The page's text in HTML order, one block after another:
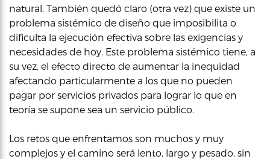
natural. También quedó claro (otra vez) que existe un
problema sistémico de diseño que imposibilita o
dificulta la ejecución efectiva sobre las exigencias y
necesidades de hoy. Este problema sistémico tiene, a
su vez, el efecto directo de aumentar la inequidad
afectando particularmente a los que no pueden
pagar por servicios privados para lograr lo que en
teoría se supone sea un servicio público.
Los retos que enfrentamos son muchos y muy
complejos y el camino será lento, largo y pesado, sin